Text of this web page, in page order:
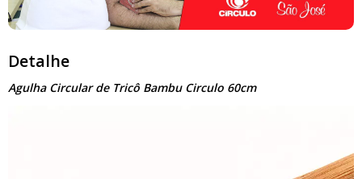
Detalhe
Agulha Circular de Tricô Bambu Circulo 60cm